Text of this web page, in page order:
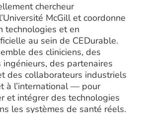
chercheur
McGill et coordonne
technologies et en
au sein de CEDurable.
des cliniciens, des
ingénieurs, des partenaires
des collaborateurs industriels
à l’international — pour
et intégrer des technologies
les systèmes de santé réels.